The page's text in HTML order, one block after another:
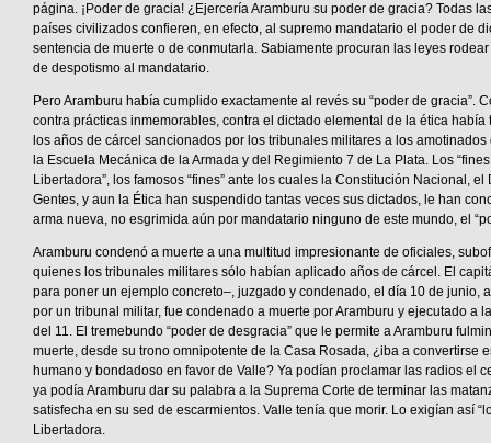
página. ¡Poder de gracia! ¿Ejercería Aramburu su poder de gracia? Todas
países civilizados confieren, en efecto, al supremo mandatario el poder de
sentencia de muerte o de conmutarla. Sabiamente procuran las leyes
de despotismo al mandatario.
Pero Aramburu había cumplido exactamente al revés su “poder de gracia”.
contra prácticas inmemorables, contra el dictado elemental de la ética
los años de cárcel sancionados por los tribunales militares a los
la Escuela Mecánica de la Armada y del Regimiento 7 de La Plata. Los
Libertadora”, los famosos “fines” ante los cuales la Constitución Nacional,
Gentes, y aun la Ética han suspendido tantas veces sus dictados, le han
arma nueva, no esgrimida aún por mandatario ninguno de este mundo, el
Aramburu condenó a muerte a una multitud impresionante de oficiales,
quienes los tribunales militares sólo habían aplicado años de cárcel. El
para poner un ejemplo concreto–, juzgado y condenado, el día 10 de junio,
por un tribunal militar, fue condenado a muerte por Aramburu y ejecutado a
del 11. El tremebundo “poder de desgracia” que le permite a Aramburu
muerte, desde su trono omnipotente de la Casa Rosada, ¿iba a convertirse
humano y bondadoso en favor de Valle? Ya podían proclamar las radios el
ya podía Aramburu dar su palabra a la Suprema Corte de terminar las
satisfecha en su sed de escarmientos. Valle tenía que morir. Lo exigían así
Libertadora.